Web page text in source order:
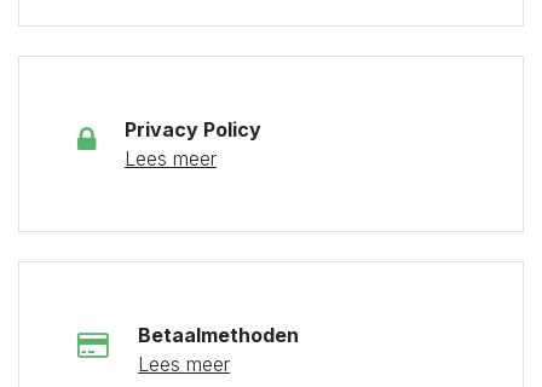
Privacy Policy
Lees meer
Betaalmethoden
Lees meer